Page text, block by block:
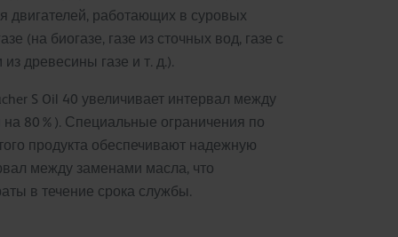
двигателей, работающих в суровых
(на биогазе, газе из сточных вод, газе с
древесины газе и т. д.).
S Oil 40 увеличивает интервал между
80%). Специальные ограничения по
продукта обеспечивают надежную
между заменами масла, что
в течение срока службы.